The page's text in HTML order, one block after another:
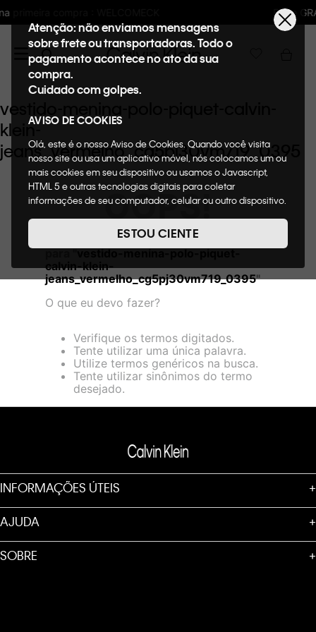
Frete GRÁTIS nas compras acima
Atenção: não enviamos mensagens
sobre frete ou transportadoras. Todo o
pagamento acontece no ato da sua
compra.
Cuidado com golpes.
AVISO DE COOKIES
Olá, este é o nosso Aviso de Cookies. Quando você visita
nosso site ou usa um aplicativo móvel, nós colocamos um ou
mais cookies em seu dispositivo ou usamos o Javascript,
HTML 5 e outras tecnologias digitais para coletar
informações de seu computador, celular ou outro dispositivo.
de cookies, informaremos quais cookies usaremos e quais
suas funções. A forma como processamos os dados
nosso Aviso de Privacidade. Quando você visita nosso site,
consideraremos isso como sua solicitação específica para
fornecer a você toda a funcionalidade do site, incluindo,
entre outros, a capacidade de comprar um item em nossa
Cookies acesse o link.
ESTOU CIENTE
vestido-menina-polo-piquet-calvin-
klein-
jeans_vermelho_cg5pj30vm719_0395
OOPS!
Não encontramos nenhum resultado
calvin-klein-
jeans_vermelho_cg5pj30vm719_0395"
O que eu devo fazer?
Verifique os termos digitados.
Tente utilizar uma única palavra.
Utilize termos genéricos na busca.
Tente utilizar sinônimos do termo
desejado.
INFORMAÇÕES ÚTEIS +
AJUDA +
SOBRE +